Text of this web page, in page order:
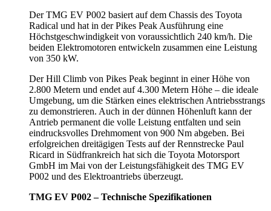
Der TMG EV P002 basiert auf dem Chassis des Toyota
Radical und hat in der Pikes Peak Ausführung eine
Höchstgeschwindigkeit von voraussichtlich 240 km/h. Die
beiden Elektromotoren entwickeln zusammen eine Leistung
von 350 kW.
Der Hill Climb von Pikes Peak beginnt in einer Höhe von
2.800 Metern und endet auf 4.300 Metern Höhe – die ideale
Umgebung, um die Stärken eines elektrischen Antriebsstrangs
zu demonstrieren. Auch in der dünnen Höhenluft kann der
Antrieb permanent die volle Leistung entfalten und sein
eindrucksvolles Drehmoment von 900 Nm abgeben. Bei
erfolgreichen dreitägigen Tests auf der Rennstrecke Paul
Ricard in Südfrankreich hat sich die Toyota Motorsport
GmbH im Mai von der Leistungsfähigkeit des TMG EV
P002 und des Elektroantriebs überzeugt.
TMG EV P002 – Technische Spezifikationen